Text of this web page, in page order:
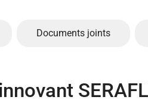
Documents joints